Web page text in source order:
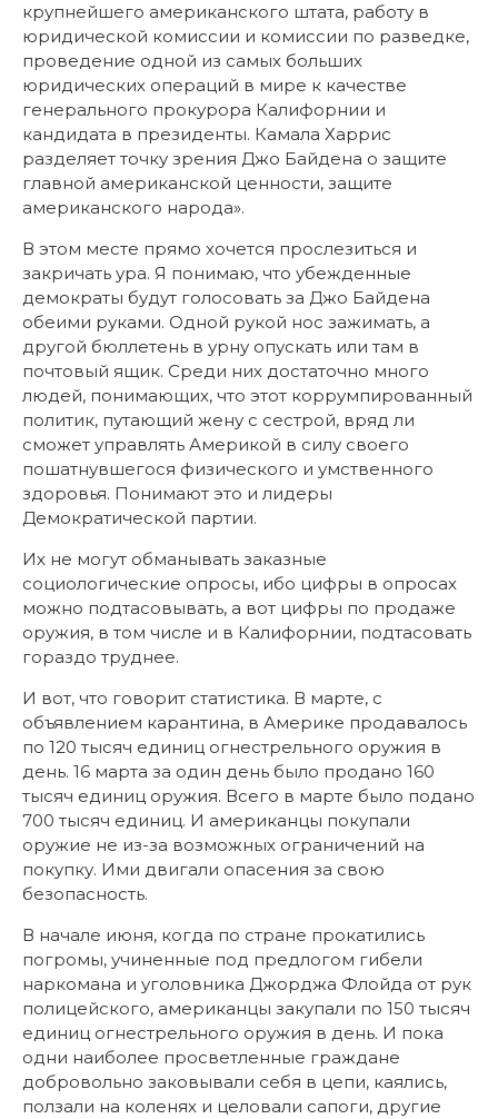
крупнейшего американского штата, работу в
юридической комиссии и комиссии по разведке,
проведение одной из самых больших
юридических операций в мире к качестве
генерального прокурора Калифорнии и
кандидата в президенты. Камала Харрис
разделяет точку зрения Джо Байдена о защите
главной американской ценности, защите
американского народа».
В этом месте прямо хочется прослезиться и
закричать ура. Я понимаю, что убежденные
демократы будут голосовать за Джо Байдена
обеими руками. Одной рукой нос зажимать, а
другой бюллетень в урну опускать или там в
почтовый ящик. Среди них достаточно много
людей, понимающих, что этот коррумпированный
политик, путающий жену с сестрой, вряд ли
сможет управлять Америкой в силу своего
пошатнувшегося физического и умственного
здоровья. Понимают это и лидеры
Демократической партии.
Их не могут обманывать заказные
социологические опросы, ибо цифры в опросах
можно подтасовывать, а вот цифры по продаже
оружия, в том числе и в Калифорнии, подтасовать
гораздо труднее.
И вот, что говорит статистика. В марте, с
объявлением карантина, в Америке продавалось
по 120 тысяч единиц огнестрельного оружия в
день. 16 марта за один день было продано 160
тысяч единиц оружия. Всего в марте было подано
700 тысяч единиц. И американцы покупали
оружие не из-за возможных ограничений на
покупку. Ими двигали опасения за свою
безопасность.
В начале июня, когда по стране прокатились
погромы, учиненные под предлогом гибели
наркомана и уголовника Джорджа Флойда от рук
полицейского, американцы закупали по 150 тысяч
единиц огнестрельного оружия в день. И пока
одни наиболее просветленные граждане
добровольно заковывали себя в цепи, каялись,
ползали на коленях и целовали сапоги, другие